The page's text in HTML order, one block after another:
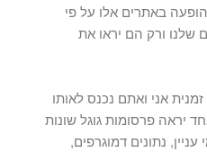
באתרים אלו על פי
שלנו ורק הם יראו את
אני ואתם נכנס לאותו
יראה פרסומות גוגל שונות
נתונים דמוגרפים,